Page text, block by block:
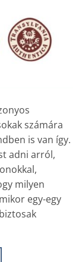
számára
is van így.
adni arról,
milyen
egy-egy